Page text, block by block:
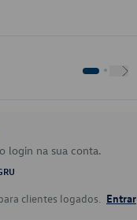
login na sua conta.
clientes logados. Entrar